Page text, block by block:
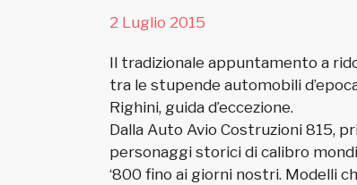
2 Luglio 2015
Il tradizionale appuntamento a
tra le stupende automobili
Righini, guida d’eccezione.
Dalla Auto Avio Costruzioni 815,
personaggi storici di calibro
‘800 fino ai giorni nostri. Modelli